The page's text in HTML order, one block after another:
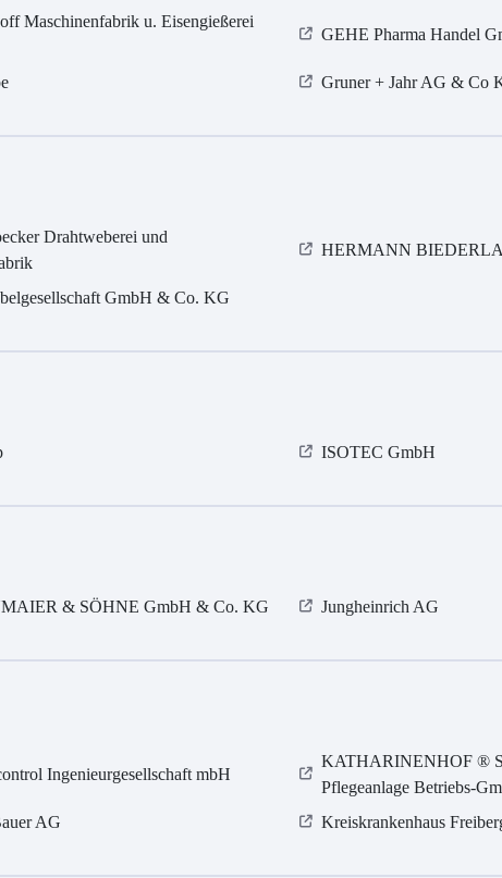
Maschinenfabrik u. Eisengießerei
GEHE Pharma Handel
Gruner + Jahr AG & Co
Drahtweberei und
HERMANN
GmbH & Co. KG
ISOTEC GmbH
& SÖHNE GmbH & Co. KG Jungheinrich AG
Ingenieurgesellschaft mbH
KATHARINENHOF ®
Pflegeanlage Betriebs-
AG Kreiskrankenhaus